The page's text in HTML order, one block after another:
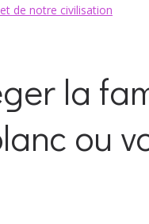
de notre civilisation
la
ou